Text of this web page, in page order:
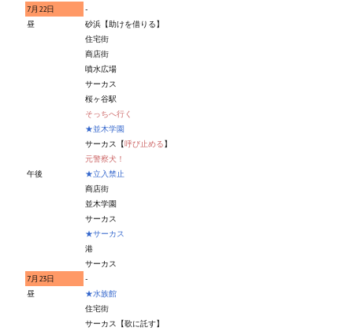
PC Otome VN
PS1 VN
ストラテジーが必要なVN一覧 (List of VNs for which walkthrough
HD REMASTERS (FAN EDITION) (HDリマスター（ファン・エディション）)
7月22日
-
昼
砂浜【助けを借りる】
住宅街
商店街
噴水広場
サーカス
桜ヶ谷駅
そっちへ行く
★並木学園
サーカス【呼び止める】
元警察犬！
午後
★立入禁止
商店街
並木学園
サーカス
★サーカス
港
サーカス
7月23日
-
昼
★水族館
住宅街
サーカス【歌に託す】